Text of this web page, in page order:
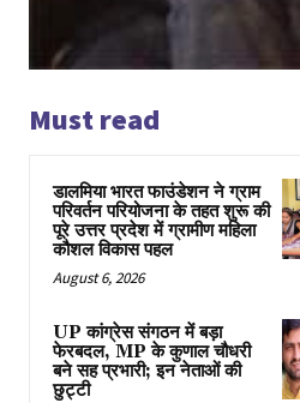
Must read
डालमिया भारत फाउंडेशन ने ग्राम
परिवर्तन परियोजना के तहत शुरू की
पूरे उत्तर प्रदेश में ग्रामीण महिला
कौशल विकास पहल
August 6, 2026
UP कांग्रेस संगठन में बड़ा
फेरबदल, MP के कुणाल चौधरी
बने सह प्रभारी; इन नेताओं की
छुट्टी